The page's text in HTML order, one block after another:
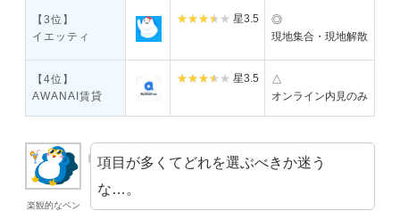
【3位】
イエッティ
星3.5
◎
現地集合・現地解散
【4位】
AWANAI賃貸
星3.5
△
オンライン内見のみ
楽観的なペン
項目が多くてどれを選ぶべきか迷う
な…。